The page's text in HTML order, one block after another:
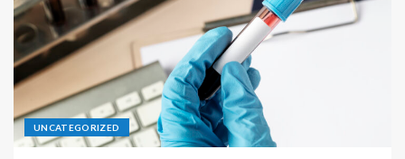
UNCATEGORIZED